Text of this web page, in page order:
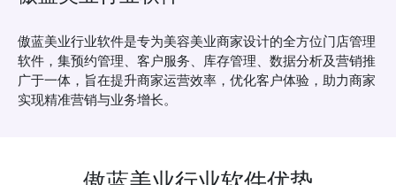
傲蓝美业行业软件是专为美容美业商家设计的全方位门店管理
软件，集预约管理、客户服务、库存管理、数据分析及营销推
广于一体，旨在提升商家运营效率，优化客户体验，助力商家
实现精准营销与业务增长。